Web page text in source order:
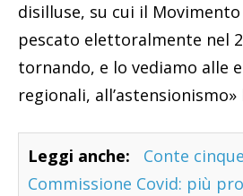
disilluse, su cui il Movimento
pescato elettoralmente nel
tornando, e lo vediamo alle
regionali,
Leggi anche:
Conte
Commissione Covid: più